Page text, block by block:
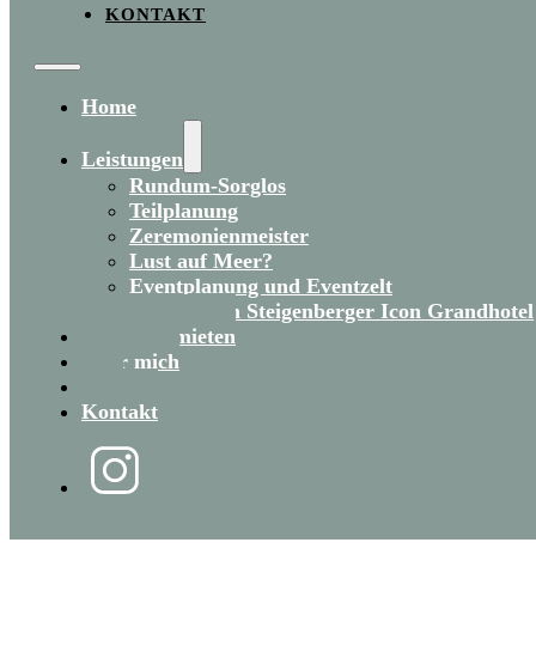
KONTAKT
Home
Leistungen
Rundum-Sorglos
Teilplanung
Zeremonienmeister
Lust auf Meer?
Eventplanung und Eventzelt
Heiraten im Steigenberger Icon Grandhotel
Eventzelt mieten
Über mich
Kontakt